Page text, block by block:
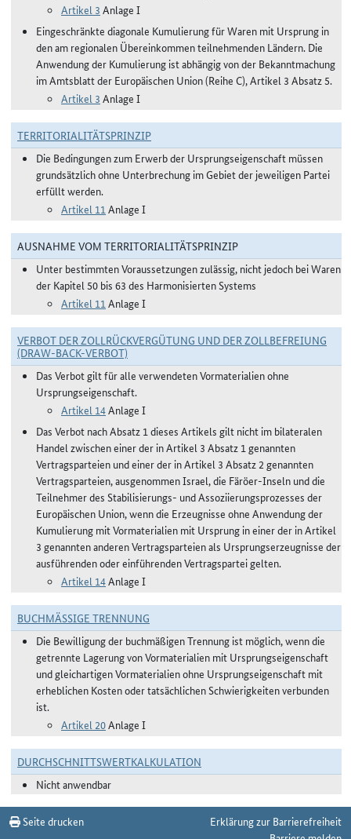
Artikel 3 Anlage I
Eingeschränkte diagonale Kumulierung für Waren mit Ursprung in
den am regionalen Übereinkommen teilnehmenden Ländern. Die
Anwendung der Kumulierung ist abhängig von der Bekanntmachung
im Amtsblatt der Europäischen Union (Reihe C), Artikel 3 Absatz 5.
Artikel 3 Anlage I
TERRITORIALITÄTSPRINZIP
Die Bedingungen zum Erwerb der Ursprungseigenschaft müssen
grundsätzlich ohne Unterbrechung im Gebiet der jeweiligen Partei
erfüllt werden.
Artikel 11Anlage I
AUSNAHME VOM TERRITORIALITÄTSPRINZIP
Unter bestimmten Voraussetzungen zulässig, nicht jedoch bei Waren
der Kapitel 50 bis 63 des Harmonisierten Systems
Artikel 11Anlage I
VERBOT DER ZOLLRÜCKVERGÜTUNG UND DER ZOLLBEFREIUNG
(DRAW-BACK-VERBOT)
Das Verbot gilt für alle verwendeten Vormaterialien ohne
Ursprungseigenschaft.
Artikel 14Anlage I
Das Verbot nach Absatz 1 dieses Artikels gilt nicht im bilateralen
Handel zwischen einer der in Artikel 3 Absatz 1 genannten
Vertragsparteien und einer der in Artikel 3 Absatz 2 genannten
Vertragsparteien, ausgenommen Israel, die Färöer-Inseln und die
Teilnehmer des Stabilisierungs- und Assoziierungsprozesses der
Europäischen Union, wenn die Erzeugnisse ohne Anwendung der
Kumulierung mit Vormaterialien mit Ursprung in einer der in Artikel
3 genannten anderen Vertragsparteien als Ursprungserzeugnisse der
ausführenden oder einführenden Vertragspartei gelten.
Artikel 14Anlage I
BUCHMÄSSIGE TRENNUNG
Die Bewilligung der buchmäßigen Trennung ist möglich, wenn die
getrennte Lagerung von Vormaterialien mit Ursprungseigenschaft
und gleichartigen Vormaterialien ohne Ursprungseigenschaft mit
erheblichen Kosten oder tatsächlichen Schwierigkeiten verbunden
ist.
Artikel 20Anlage I
DURCHSCHNITTSWERTKALKULATION
Nicht anwendbar
Seite drucken
Erklärung zur Barrierefreiheit